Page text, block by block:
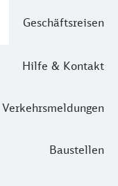
Geschäftsreisen
Hilfe & Kontakt
Verkehrsmeldungen
Baustellen